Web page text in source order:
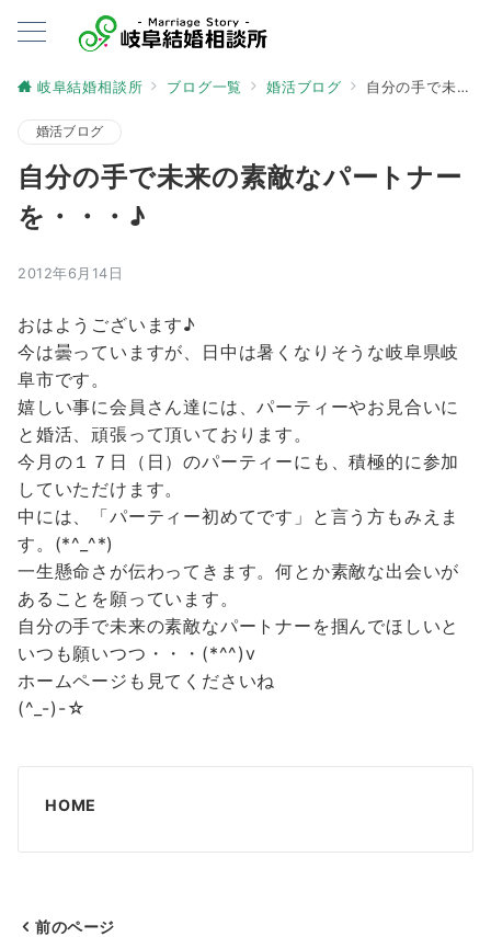
岐阜結婚相談所 ブログ一覧 婚活ブログ 自分の手で未来の素敵なパートナーを・・・♪
婚活ブログ
自分の手で未来の素敵なパートナー
を・・・♪
2012年6月14日
おはようございます♪
今は曇っていますが、日中は暑くなりそうな岐阜県岐
阜市です。
嬉しい事に会員さん達には、パーティーやお見合いに
と婚活、頑張って頂いております。
今月の１７日（日）のパーティーにも、積極的に参加
していただけます。
中には、「パーティー初めてです」と言う方もみえま
す。(*^_^*)
一生懸命さが伝わってきます。何とか素敵な出会いが
あることを願っています。
自分の手で未来の素敵なパートナーを掴んでほしいと
いつも願いつつ・・・(*^^)v
ホームページも見てくださいね
(^_-)-☆
HOME
前のページ